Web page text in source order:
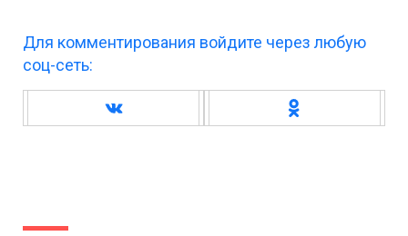
Для комментирования войдите через любую
соц-сеть: